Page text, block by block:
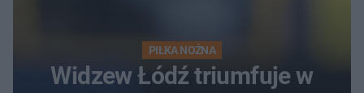
PIŁKA NOŻNA
Widzew Łódź triumfuje w